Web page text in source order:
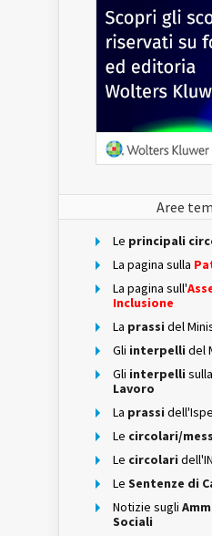
Aree
Le principali
La pagina sulla
La pagina sull'
Inclusione
La prassi del
Gli interpelli del
Gli interpelli sulla
Lavoro
La prassi
Le circolari/
Le circolari
Le Sentenze di
Notizie sugli
Sociali